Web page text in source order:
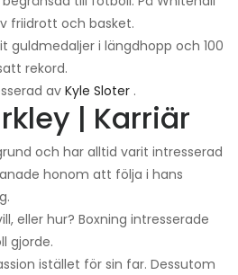
friidrott och basket.
guldmedaljer i längdhopp och 100
rekord.
av Kyle Sloter .
| Karriär
och har alltid varit intresserad
honom att följa i hans
eller hur? Boxning intresserade
gjorde.
istället för sin far. Dessutom